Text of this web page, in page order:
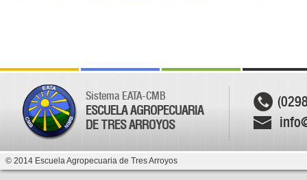
Sistema EATA-CMB
ESCUELA AGROPECUARIA
DE TRES ARROYOS
© 2014 Escuela Agropecuaria de Tres Arroyos